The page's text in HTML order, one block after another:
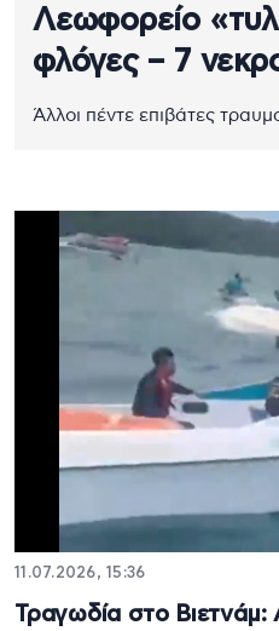
Λεωφορείο
φλόγες – 7
Άλλοι πέντε επιβάτες
11.07.2026, 15:36
Τραγωδία στο